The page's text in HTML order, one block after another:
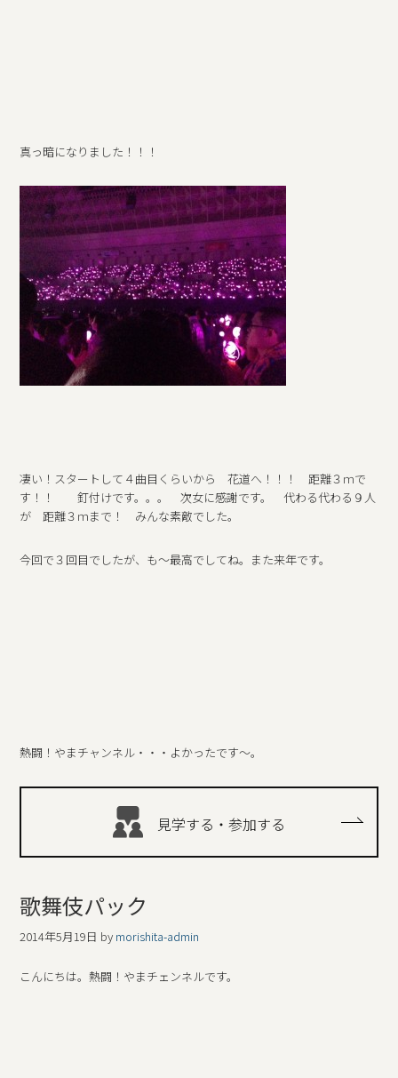
真っ暗になりました！！！
凄い！スタートして４曲目くらいから 花道へ！！！ 距離３ｍで
す！！ 釘付けです。。。 次女に感謝です。 代わる代わる９人
が 距離３ｍまで！ みんな素敵でした。
今回で３回目でしたが、も～最高でしてね。また来年です。
熱闘！やまチャンネル・・・よかったです～。
見学する・参加する
歌舞伎パック
2014年5月19日 by morishita-admin
こんにちは。熱闘！やまチェンネルです。